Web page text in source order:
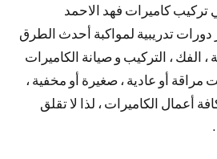
تركيب كاميرات فهد الاحمد
دورات تدريبية لمواكبة أحدث الطرق
، الفك ، التركيب و صيانة الكاميرات
مراقة أو عادية ، صغيرة أو مخفية ،
أعمال الكاميرات ، لذا لا تقلق